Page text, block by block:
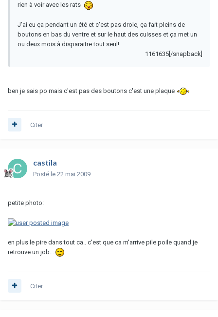
rien à voir avec les rats
J'ai eu ça pendant un été et c'est pas drole, ça fait pleins de
boutons en bas du ventre et sur le haut des cuisses et ça met un
ou deux mois à disparaitre tout seul!
1161635[/snapback]
ben je sais po mais c'est pas des boutons c'est une plaque
Citer
castila
Posté le 22 mai 2009
petite photo:
en plus le pire dans tout ca.. c'est que ca m'arrive pile poile quand je
retrouve un job...
Citer